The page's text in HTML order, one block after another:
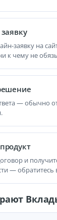
заявку на
к чему не
— обычно
и
— обратитесь